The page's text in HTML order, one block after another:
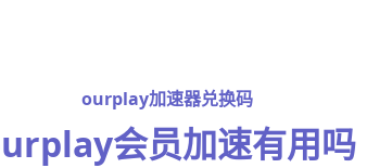
ourplay加速器兑换码
会员加速有用吗